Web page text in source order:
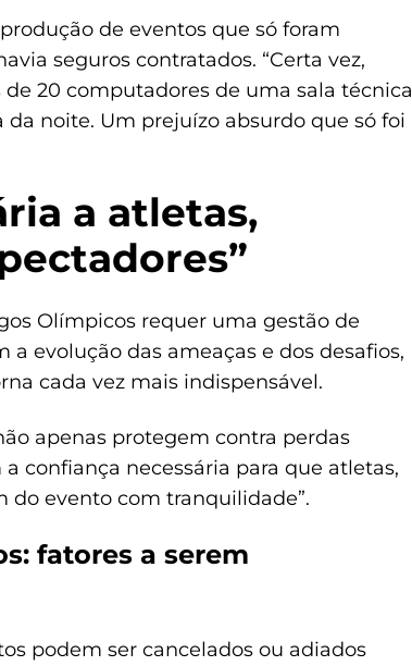
de eventos que só foram
seguros contratados. “Certa vez,
20 computadores de uma sala técnica
noite. Um prejuízo absurdo que só foi
a atletas,
Olímpicos requer uma gestão de
evolução das ameaças e dos desafios,
cada vez mais indispensável.
apenas protegem contra perdas
confiança necessária para que atletas,
do evento com tranquilidade”.
fatores a serem
podem ser cancelados ou adiados